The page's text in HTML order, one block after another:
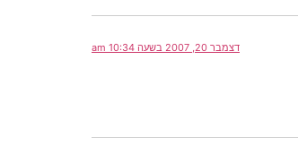
דצמבר 20, 2007 בשעה 10:34 am